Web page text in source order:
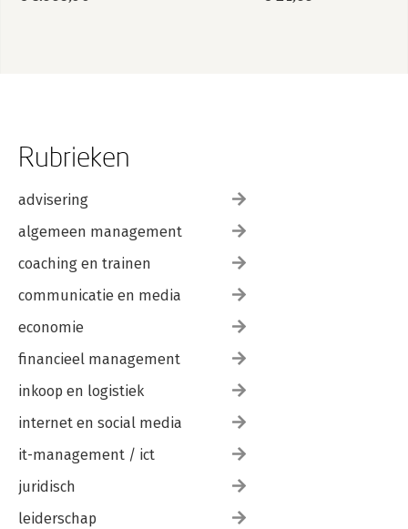
Rubrieken
advisering
algemeen management
coaching en trainen
communicatie en media
economie
financieel management
inkoop en logistiek
internet en social media
it-management / ict
juridisch
leiderschap